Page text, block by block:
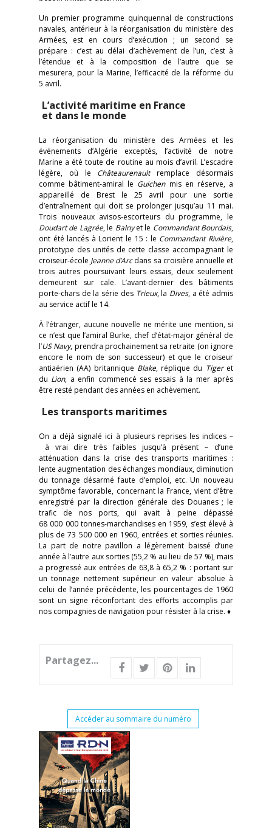
Un premier programme quinquennal de constructions
navales, antérieur à la réorganisation du ministère des
Armées, est en cours d’exécution ; un second se
prépare : c’est au délai d’achèvement de l’un, c’est à
l’étendue et à la composition de l’autre que se
mesurera, pour la Marine, l’efficacité de la réforme du
5 avril.
L’activité maritime en France
et dans le monde
La réorganisation du ministère des Armées et les
événements d’Algérie exceptés, l’activité de notre
Marine a été toute de routine au mois d’avril. L’escadre
légère, où le Châteaurenaultremplace désormais
comme bâtiment-amiral le Guichen mis en réserve, a
appareillé de Brest le 25 avril pour une sortie
d’entraînement qui doit se prolonger jusqu’au 11 mai.
Trois nouveaux avisos-escorteurs du programme, le
Doudart de Lagrée, le Balnyet le Commandant Bourdais,
ont été lancés à Lorient le 15 : le Commandant Rivière,
prototype des unités de cette classe accompagnant le
croiseur-école Jeanne d’Arcdans sa croisière annuelle et
trois autres poursuivant leurs essais, deux seulement
demeurent sur cale. L’avant-dernier des bâtiments
porte-chars de la série des Trieux, la Dives, a été admis
au service actif le 14.
À l’étranger, aucune nouvelle ne mérite une mention, si
ce n’est que l’amiral Burke, chef d’état-major général de
l’US Navy, prendra prochainement sa retraite (on ignore
encore le nom de son successeur) et que le croiseur
antiaérien (AA) britannique Blake, réplique du Tiger et
du Lion, a enfin commencé ses essais à la mer après
être resté pendant des années en achèvement.
Les transports maritimes
On a déjà signalé ici à plusieurs reprises les indices –
à vrai dire très faibles jusqu’à présent – d’une
atténuation dans la crise des transports maritimes :
lente augmentation des échanges mondiaux, diminution
du tonnage désarmé faute d’emploi, etc. Un nouveau
symptôme favorable, concernant la France, vient d’être
enregistré par la direction générale des Douanes ; le
trafic de nos ports, qui avait à peine dépassé
68 000 000 tonnes-marchandises en 1959, s’est élevé à
plus de 73 500 000 en 1960, entrées et sorties réunies.
La part de notre pavillon a légèrement baissé d’une
année à l’autre aux sorties (55,2 % au lieu de 57 %), mais
a progressé aux entrées de 63,8 à 65,2 % : portant sur
un tonnage nettement supérieur en valeur absolue à
celui de l’année précédente, les pourcentages de 1960
sont un signe réconfortant des efforts accomplis par
nos compagnies de navigation pour résister à la crise. ♦
Partagez...
Accéder au sommaire du numéro